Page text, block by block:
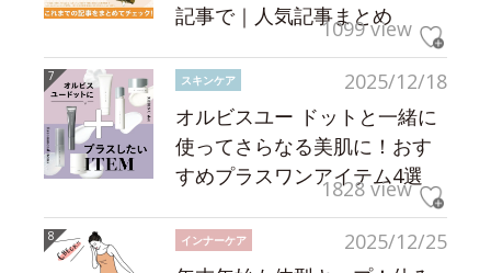
記事で｜人気記事まとめ
1099 view
2025/12/18
スキンケア
オルビスユー ドットと一緒に
使ってさらなる美肌に！おす
すめプラスワンアイテム4選
1828 view
2025/12/25
インナーケア